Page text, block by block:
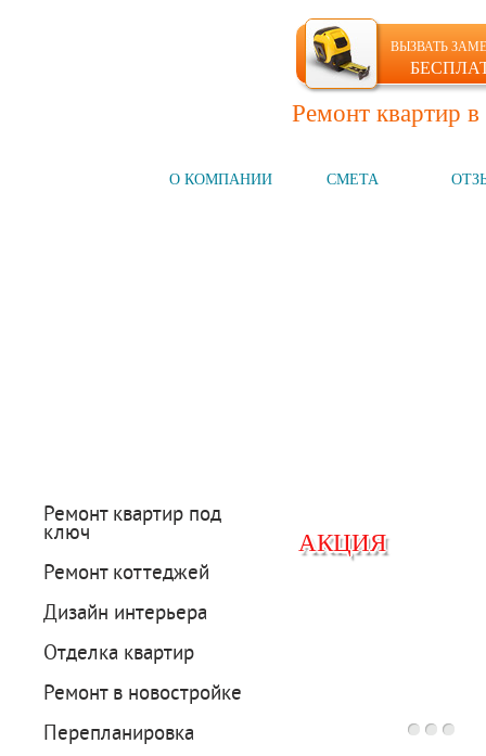
ВЫЗВАТЬ
Ремонт квартир
О КОМПАНИИ СМЕТА
АКЦИЯ
АКЦИЯ
Вперед
Ремонт квартир под
ключ
Ремонт коттеджей
Дизайн интерьера
Отделка квартир
Ремонт в новостройке
Перепланировка